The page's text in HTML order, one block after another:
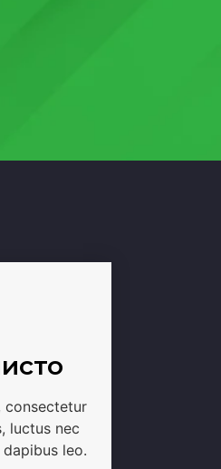
consectetur
luctus nec
leo.